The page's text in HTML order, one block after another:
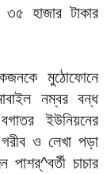
হাজার টাকার
মুঠোফোনে
নম্বর বন্ধ
ইউনিয়নের
গরীব ও লেখা পড়া
চাচার